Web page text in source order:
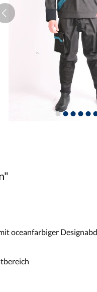
oceanfarbiger